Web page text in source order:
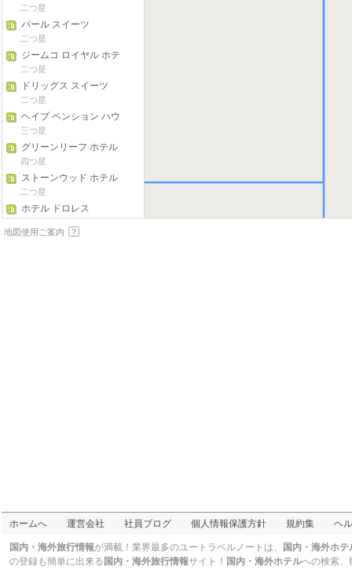
ザ マニー パッキャオ ホ
テル
二つ星
パール スイーツ
二つ星
ジームコ ロイヤル ホテ
ル - ジェネラル サント
ス
二つ星
ドリッグス スイーツ
二つ星
ヘイブ ペンション ハウ
ズ
三つ星
グリーンリーフ ホテル
ジェンサン
四つ星
ストーンウッド ホテル
二つ星
ホテル ドロレス
ファミリー カントリー
フェラ グランデ ホテル
三つ星
ロイズ キャビン スイー
ツ
三つ星
地図使用ご案内
ホームへ 運営会社 社員ブログ 個人情報保護方針 規約集 ヘ
国内・海外旅行情報が満載！業界最多のユートラベルノートは、
国内・海外ホ
の登録も簡単に出来る 国内・海外旅行情報サイト！ 国内・海外ホテルへの検索、